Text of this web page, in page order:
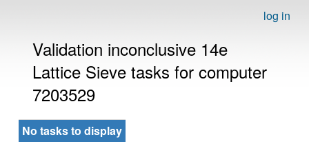
log in
Validation inconclusive 14e
Lattice Sieve tasks for computer
7203529
No tasks to display